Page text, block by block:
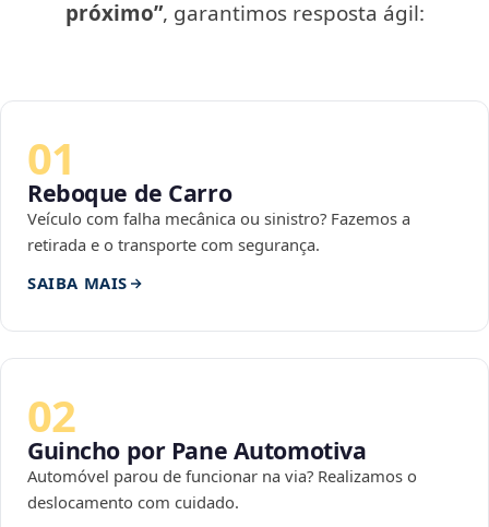
próximo”, garantimos resposta ágil:
01
Reboque de Carro
Veículo com falha mecânica ou sinistro? Fazemos a
retirada e o transporte com segurança.
SAIBA MAIS
02
Guincho por Pane Automotiva
Automóvel parou de funcionar na via? Realizamos o
deslocamento com cuidado.